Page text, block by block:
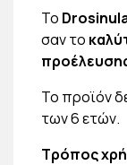
Το
σαν το
Το προϊόν
των 6 ετών.
Τρόπος